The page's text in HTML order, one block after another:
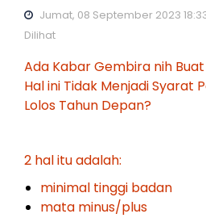
Jumat, 08 September 2023
Dilihat
Ada Kabar Gembira nih Buat
Hal ini Tidak Menjadi Syarat
Lolos Tahun Depan?
2 hal itu adalah:
minimal tinggi badan
mata minus/plus